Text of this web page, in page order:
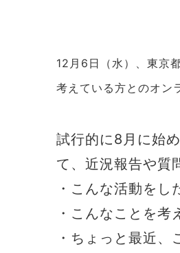
12月6日（水）、東京
考えている方とのオン
試行的に8月に始
て、近況報告や質
・こんな活動をし
・こんなことを考
・ちょっと最近、